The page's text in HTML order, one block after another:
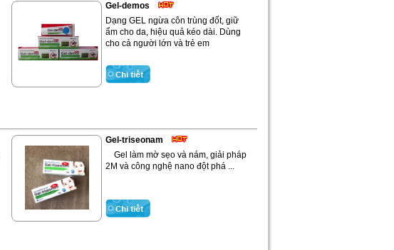
Gel-demos
Dạng GEL ngừa côn trùng đốt, giữ
ẩm cho da, hiệu quả kéo dài. Dùng
cho cả người lớn và trẻ em
Gel-triseonam
Gel làm mờ sẹo và nám, giải pháp
2M và công nghệ nano đột phá ...